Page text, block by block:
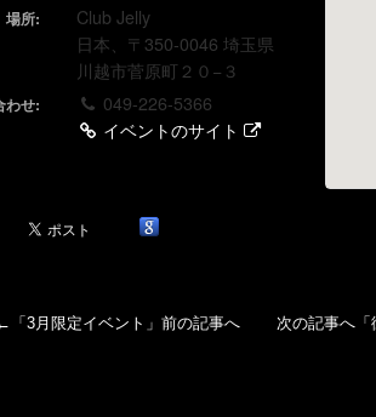
場所:
Club Jelly
日本、〒350-0046 埼玉県
川越市菅原町２０−３
わせ:
049-226-5366
イベントのサイト
「 3月限定イベント 」前の記事へ 次の記事へ「